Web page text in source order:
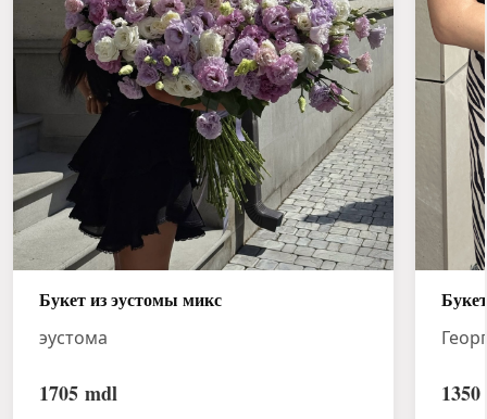
Букет из эустомы микс
эустома
1705 mdl 1350